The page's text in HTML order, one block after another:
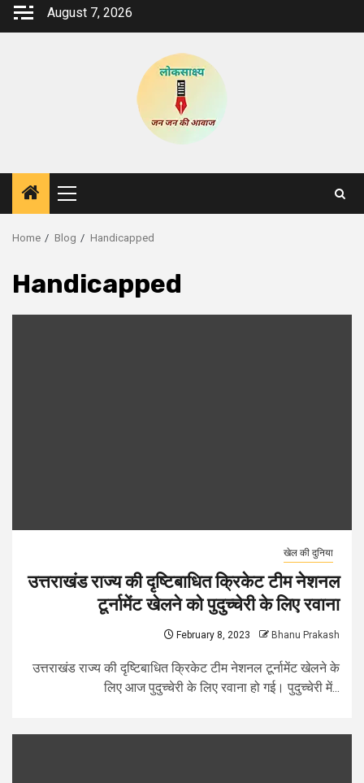
Skip
August 7, 2026
Primary
Menu
Home Blog Handicapped
Handicapped
खेल की दुनिया
उत्तराखंड राज्य की दृष्टिबाधित क्रिकेट टीम नेशनल
टूर्नामेंट खेलने को पुदुच्चेरी के लिए रवाना
February 8, 2023 Bhanu Prakash
उत्तराखंड राज्य की दृष्टिबाधित क्रिकेट टीम नेशनल टूर्नामेंट खेलने के
लिए आज पुदुच्चेरी के लिए रवाना हो गई। पुदुच्चेरी में...